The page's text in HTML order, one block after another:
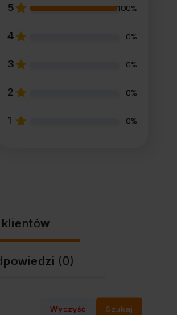
5 100%
4 0%
3 0%
2 0%
1 0%
(0)
Wyczyść Szukaj